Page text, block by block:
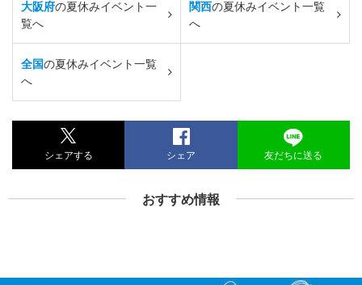
大阪府の夏休みイベント一
覧へ
関西の夏休みイベント一覧
へ
全国の夏休みイベント一覧
へ
シェアする シェア 友だちに送る
おすすめ情報